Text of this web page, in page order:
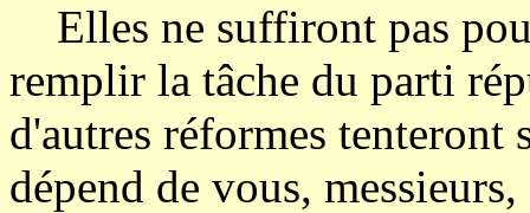
Elles ne suffiront pas
remplir la tâche du parti
d'autres réformes tenteront
dépend de vous,